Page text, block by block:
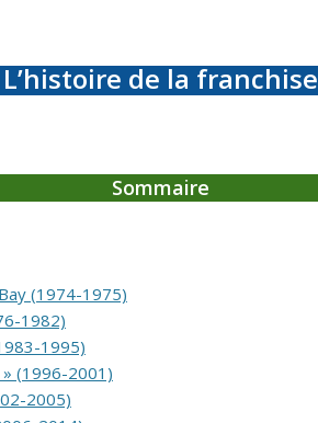
L’histoire de la franchise
Sommaire
(1974-1975)
1982)
1995)
(1996-2001)
2005)